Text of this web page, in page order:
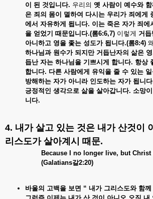
이 된 것입니다. 우리의 옛 사람이 예수와 함
은 죄의 몸이 멸하여 다시는 우리가 죄에게
에서 자유하게 됩니다. 이는 죽은 자가 죄에
을 얻었기 때문입니다.(롬6:6,7) 이렇게 거
아니하고 영을 좇는 성도가 됩니다.(롬8:4)
하나님과 원수가 되지만 거듭난자의 삶은
듭난 자는 하나님을 기쁘시게 합니다. 항상
합니다. 다른 사람에게 유익을 줄 수 있는
방해하는 자가 아니라 인도하는 자가 됩니
긍정적인 생각으로 삶을 살아갑니다. 소망이
니다.
4. 내가 살고 있는 것은 내가 산것이
리스도가 살아계시 때문.
Because I no longer live, but
(Galatians갈2:20)
바울의 고백을 보면 “ 내가 그리스도와 함께